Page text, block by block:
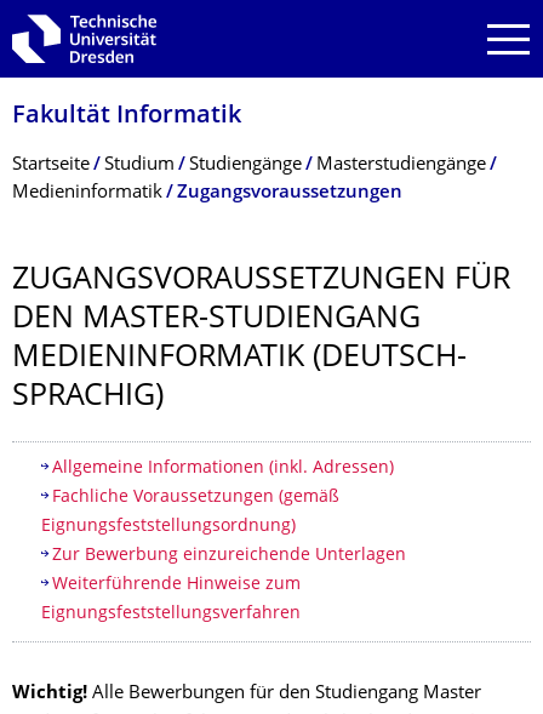
Zur Hauptnavigation springen
Zur Suche springen
Zum Inhalt springen
Fakultät Informatik
Breadcrumb-Menü
Startseite Studium Studiengänge
Masterstudiengänge
Medieninformatik
Zugangsvoraussetzungen
ZUGANGSVORAUS­SETZUNGEN FÜR
DEN MASTER-STUDIENGANG
MEDIENINFORMA­TIK (DEUTSCH-
SPRACHIG)
Inhaltsverzeichnis
Allgemeine Informationen (inkl. Adressen)
Fachliche Voraussetzungen (gemäß
Eignungsfeststellungsordnung)
Zur Bewerbung einzureichende Unterlagen
Weiterführende Hinweise zum
Eignungsfeststellungsverfahren
Wichtig! Alle Bewerbungen für den Studiengang Master